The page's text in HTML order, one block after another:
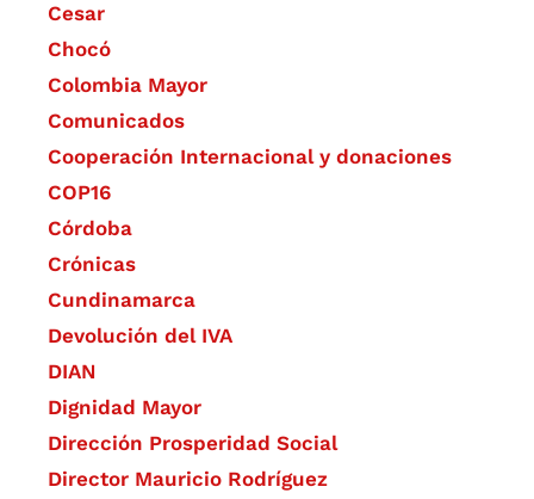
Cesar
Chocó
Colombia Mayor
Comunicados
Cooperación Internacional y donaciones
COP16
Córdoba
Crónicas
Cundinamarca
Devolución del IVA
DIAN
Dignidad Mayor
Dirección Prosperidad Social
Director Mauricio Rodríguez